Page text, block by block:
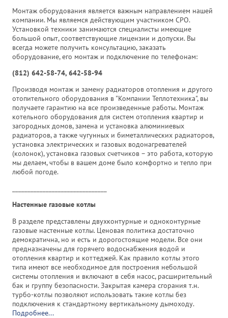
Монтаж оборудования является важным направлением нашей
компании. Мы являемся действующим участником СРО.
Установкой техники занимаются специалисты имеющие
большой опыт, соответствующие лицензии и допуски. Вы
всегда можете получить консультацию, заказать
оборудование, его монтаж и подключение по телефонам:
(812) 642-58-74, 642-58-94
Производя монтаж и замену радиаторов отопления и другого
отопительного оборудования в "Компании Теплотехника", вы
получаете гарантию на все произведенные работы. Монтаж
котельного оборудования для систем отопления квартир и
загородных домов, замена и установка алюминиевых
радиаторов, а также чугунных и биметаллических радиаторов,
установка электрических и газовых водонагревателей
(колонок), установка газовых счетчиков – это работа, которую
мы делаем, чтобы в вашем доме было комфортно и тепло при
любой погоде.
Настенные газовые котлы
В разделе представлены двухконтурные и одноконтурные
газовые настенные котлы. Ценовая политика достаточно
демократична, но и есть и дорогостоящие модели. Все они
предназначены для горячего водоснабжения водой и
отопления квартир и коттеджей. Как правило котлы этого
типа имеют все необходимое для построения небольшой
системы отопления и включают в себя насос, расширительный
бак и группу безопасности. Закрытая камера сгорания т.н.
турбо-котлы позволяют использовать такие котлы без
подключения к стандартному вертикальному дымоходу.
Подробнее...